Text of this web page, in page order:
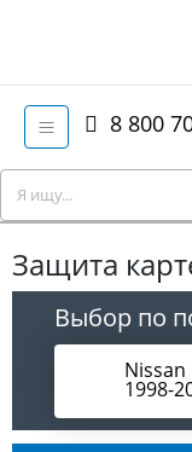
8 800
Защита
Выбор по
Nissan
1998-